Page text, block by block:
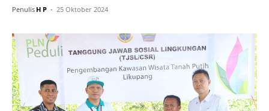
Penulis H P - 25 Oktober 2024